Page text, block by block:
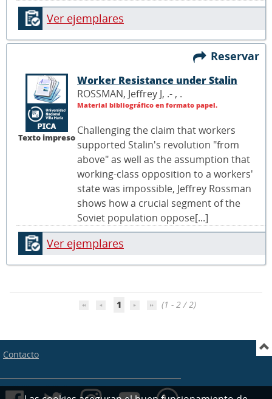
Ver ejemplares
Reservar
Texto impreso
Worker Resistance under Stalin
ROSSMAN, Jeffrey J, .- , .
Material bibliográfico en formato papel.
Challenging the claim that workers
supported Stalin's revolution "from
above" as well as the assumption that
working-class opposition to a workers'
state was impossible, Jeffrey Rossman
shows how a crucial segment of the
Soviet population oppose[...]
Ver ejemplares
1 (1 - 2 / 2)
Contacto